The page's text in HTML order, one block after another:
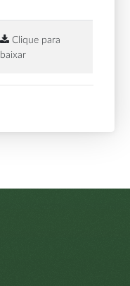
Clique para
baixar